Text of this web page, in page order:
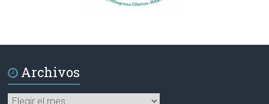
Archivos
Archivos